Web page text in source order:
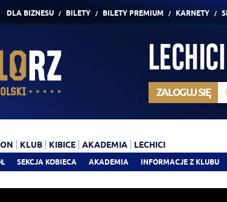
DLA BIZNESU BILETY BILETY PREMIUM KARNETY
ZALOGUJ SIĘ
SEKCJA KOBIECA AKADEMIA INFORMACJE Z KLUBU
KLUB KIBICE AKADEMIA LECHICI